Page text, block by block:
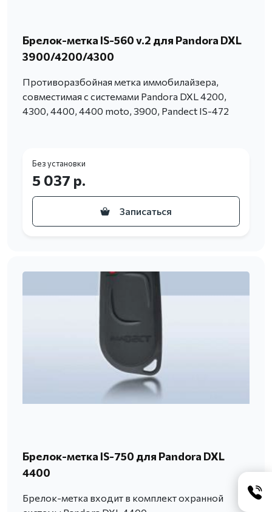
Брелок-метка IS-560 v.2 для Pandora DXL
3900/4200/4300
Противоразбойная метка иммобилайзера,
совместимая с системами Pandora DXL 4200,
4300, 4400, 4400 moto, 3900, Pandect IS-472
Без установки
5 037 р.
Записаться
Брелок-метка IS-750 для Pandora DXL
4400
Брелок-метка входит в комплект охранной